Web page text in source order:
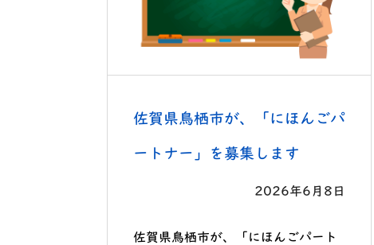
佐賀県鳥栖市が、「にほんごパ
ートナー」を募集します
2026年6月8日
佐賀県鳥栖市が、「にほんごパート